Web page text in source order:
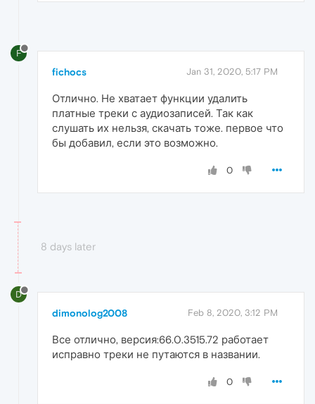
F
fichocs Jan 31, 2020, 5:17 PM
Отлично. Не хватает функции удалить
платные треки с аудиозаписей. Так как
слушать их нельзя, скачать тоже. первое что
бы добавил, если это возможно.
0
8 days later
D
dimonolog2008 Feb 8, 2020, 3:12 PM
Все отлично, версия:66.0.3515.72 работает
исправно треки не путаются в названии.
0